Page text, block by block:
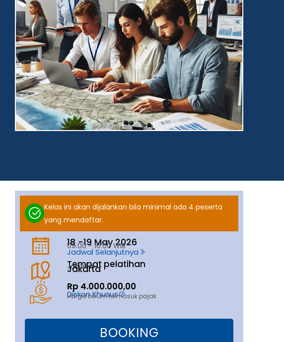
Kelas ini akan dijalankan bila minimal ada 4 peserta
yang mendaftar.
18 -19 May 2026
09.00 - 16.00 WIB
Jadwal Selanjutnya
Tempat pelatihan
Jakarta
Jakarta
Rp 4.000.000,00
Diskon Khusus
Harga belum termasuk pajak
BOOKING